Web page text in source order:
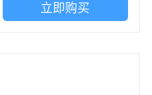
立即购买